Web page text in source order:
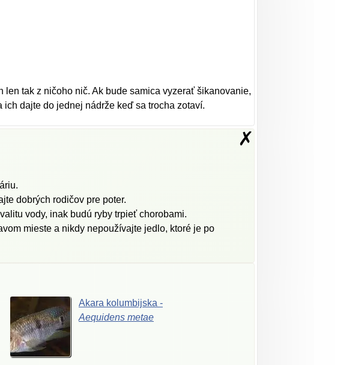
tak z ničoho nič. Ak bude samica vyzerať šikanovanie,
dajte do jednej nádrže keď sa trocha zotaví.
✗
dobrých rodičov pre poter.
vody, inak budú ryby trpieť chorobami.
mieste a nikdy nepoužívajte jedlo, ktoré je po
Akara kolumbijska -
Aequidens metae